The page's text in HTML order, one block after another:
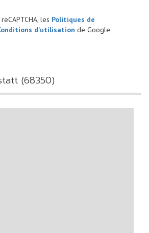
les Politiques de
d'utilisation de Google
(68350)